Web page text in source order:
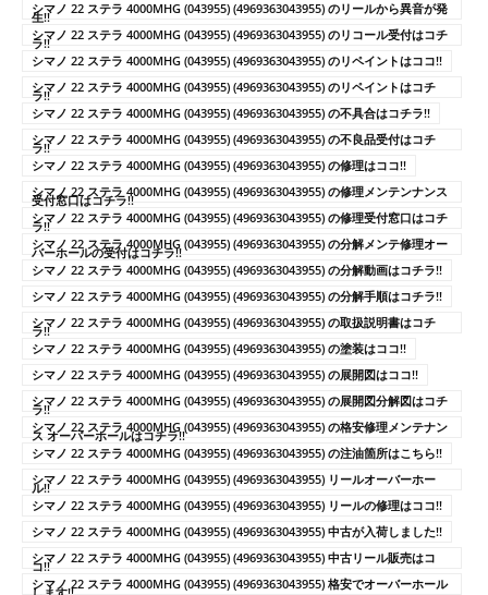
シマノ 22 ステラ 4000MHG (043955) (4969363043955) のリールから異音が発
生!!
シマノ 22 ステラ 4000MHG (043955) (4969363043955) のリコール受付はコチ
ラ!!
シマノ 22 ステラ 4000MHG (043955) (4969363043955) のリペイントはココ!!
シマノ 22 ステラ 4000MHG (043955) (4969363043955) のリペイントはコチ
ラ!!
シマノ 22 ステラ 4000MHG (043955) (4969363043955) の不具合はコチラ!!
シマノ 22 ステラ 4000MHG (043955) (4969363043955) の不良品受付はコチ
ラ!!
シマノ 22 ステラ 4000MHG (043955) (4969363043955) の修理はココ!!
シマノ 22 ステラ 4000MHG (043955) (4969363043955) の修理メンテンナンス
受付窓口はコチラ!!
シマノ 22 ステラ 4000MHG (043955) (4969363043955) の修理受付窓口はコチ
ラ!!
シマノ 22 ステラ 4000MHG (043955) (4969363043955) の分解メンテ修理オー
バーホールの受付はコチラ!!
シマノ 22 ステラ 4000MHG (043955) (4969363043955) の分解動画はコチラ!!
シマノ 22 ステラ 4000MHG (043955) (4969363043955) の分解手順はコチラ!!
シマノ 22 ステラ 4000MHG (043955) (4969363043955) の取扱説明書はコチ
ラ!!
シマノ 22 ステラ 4000MHG (043955) (4969363043955) の塗装はココ!!
シマノ 22 ステラ 4000MHG (043955) (4969363043955) の展開図はココ!!
シマノ 22 ステラ 4000MHG (043955) (4969363043955) の展開図分解図はコチ
ラ!!
シマノ 22 ステラ 4000MHG (043955) (4969363043955) の格安修理メンテナン
ス オーバーホールはコチラ!!
シマノ 22 ステラ 4000MHG (043955) (4969363043955) の注油箇所はこちら!!
シマノ 22 ステラ 4000MHG (043955) (4969363043955) リールオーバーホー
ル!!
シマノ 22 ステラ 4000MHG (043955) (4969363043955) リールの修理はココ!!
シマノ 22 ステラ 4000MHG (043955) (4969363043955) 中古が入荷しました!!
シマノ 22 ステラ 4000MHG (043955) (4969363043955) 中古リール販売はコ
コ!!
シマノ 22 ステラ 4000MHG (043955) (4969363043955) 格安でオーバーホール